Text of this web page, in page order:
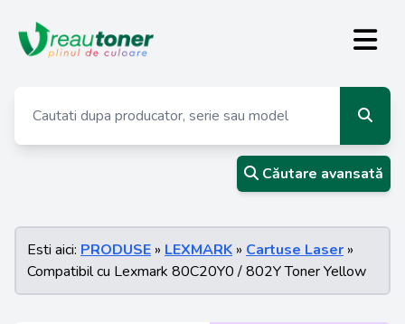
Căutare avansată
Esti aici: PRODUSE » LEXMARK » Cartuse Laser »
Compatibil cu Lexmark 80C20Y0 / 802Y Toner Yellow